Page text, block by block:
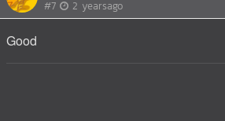
#7 2 yearsago
Good